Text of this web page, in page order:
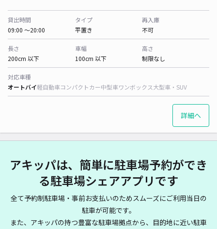
貸出時間
09:00 〜20:00
タイプ
平置き
再入庫
不可
長さ
200cm 以下
車幅
100cm 以下
高さ
制限なし
対応車種
オートバイ軽自動車コンパクトカー中型車ワンボックス大型車・SUV
詳細へ
アキッパは、簡単に駐車場予約ができ
る駐車場シェアアプリです
全て予約制駐車場・事前お支払いのためスムーズにご利用当日の
駐車が可能です。
また、アキッパの持つ豊富な駐車場拠点から、目的地に近い駐車